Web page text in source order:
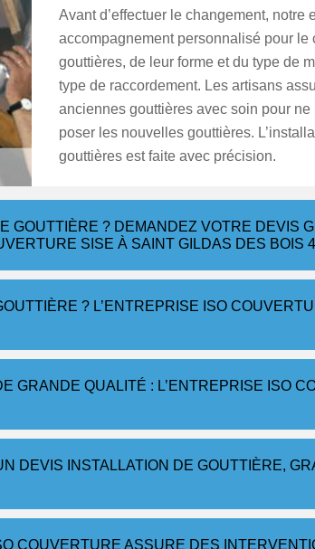
Avant d’effectuer le changement, notre
accompagnement personnalisé pour le
gouttières, de leur forme et du type de
type de raccordement. Les artisans
anciennes gouttières avec soin pour ne
poser les nouvelles gouttières.
gouttières est faite avec précision.
GOUTTIÈRE ? DEMANDEZ VOTRE DEVIS
SISE À SAINT GILDAS DES BOIS
? L’ENTREPRISE ISO
GRANDE QUALITÉ : L’ENTREPRISE ISO
DEVIS INSTALLATION DE GOUTTIÈRE,
COUVERTURE ASSURE DES